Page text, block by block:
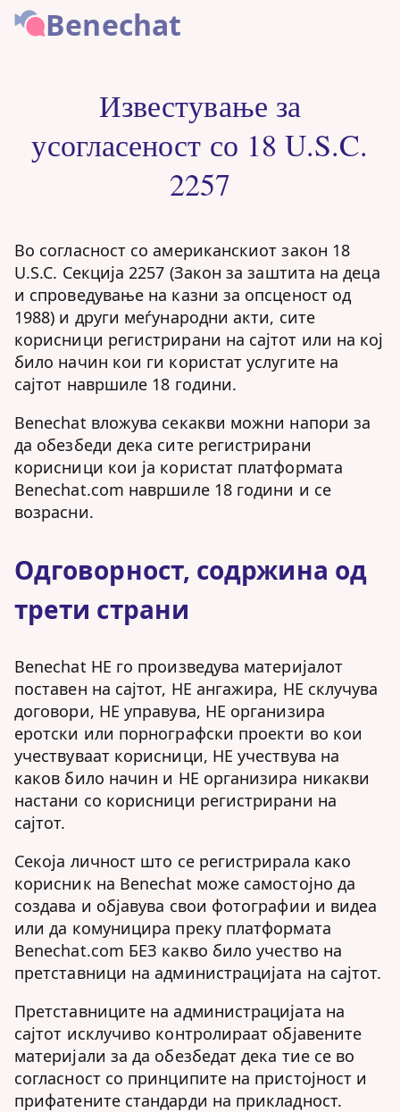
Benechat
Известување за
усогласеност со 18 U.S.C.
2257
Во согласност со американскиот закон 18
U.S.C. Секција 2257 (Закон за заштита на деца
и спроведување на казни за опсценост од
1988) и други меѓународни акти, сите
корисници регистрирани на сајтот или на кој
било начин кои ги користат услугите на
сајтот навршиле 18 години.
Benechat вложува секакви можни напори за
да обезбеди дека сите регистрирани
корисници кои ја користат платформата
Benechat.com навршиле 18 години и се
возрасни.
Одговорност, содржина од
трети страни
Benechat НЕ го произведува материјалот
поставен на сајтот, НЕ ангажира, НЕ склучува
договори, НЕ управува, НЕ организира
еротски или порнографски проекти во кои
учествуваат корисници, НЕ учествува на
каков било начин и НЕ организира никакви
настани со корисници регистрирани на
сајтот.
Секоја личност што се регистрирала како
корисник на Benechat може самостојно да
создава и објавува свои фотографии и видеа
или да комуницира преку платформата
Benechat.com БЕЗ какво било учество на
претставници на администрацијата на сајтот.
Претставниците на администрацијата на
сајтот исклучиво контролираат објавените
материјали за да обезбедат дека тие се во
согласност со принципите на пристојност и
прифатените стандарди на прикладност.